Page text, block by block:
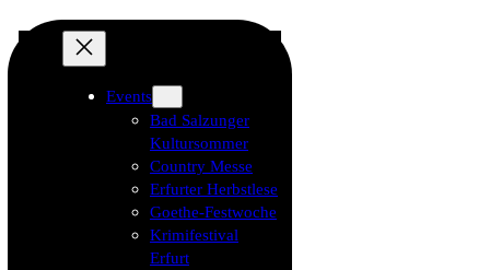
Events
Bad Salzunger
Kultursommer
Country Messe
Erfurter Herbstlese
Goethe-Festwoche
Krimifestival
Erfurt